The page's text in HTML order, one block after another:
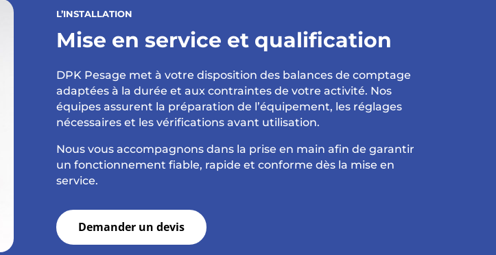
L’INSTALLATION
Mise en service et qualification
DPK Pesage met à votre disposition des balances de comptage
adaptées à la durée et aux contraintes de votre activité. Nos
équipes assurent la préparation de l’équipement, les réglages
nécessaires et les vérifications avant utilisation.
Nous vous accompagnons dans la prise en main afin de garantir
un fonctionnement fiable, rapide et conforme dès la mise en
service.
Demander un devis